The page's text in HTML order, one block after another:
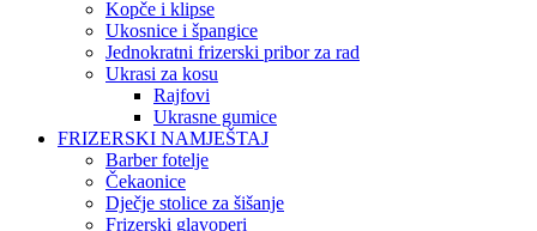
Kopče i klipse
Ukosnice i špangice
Jednokratni frizerski pribor za rad
Ukrasi za kosu
Rajfovi
Ukrasne gumice
FRIZERSKI NAMJEŠTAJ
Barber fotelje
Čekaonice
Dječje stolice za šišanje
Frizerski glavoperi